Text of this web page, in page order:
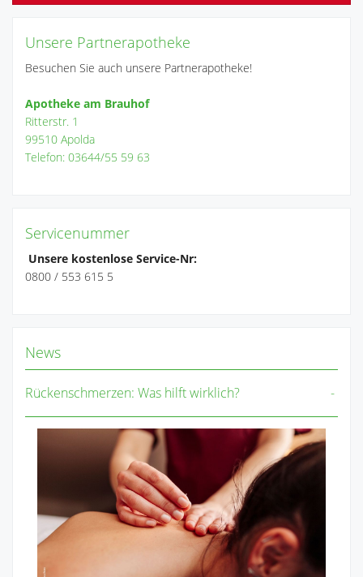
Unsere Partnerapotheke
Besuchen Sie auch unsere Partnerapotheke!
Apotheke am Brauhof
Ritterstr. 1
99510 Apolda
Telefon: 03644/55 59 63
Servicenummer
Unsere kostenlose Service-Nr:
0800 / 553 615 5
News
Rückenschmerzen: Was hilft wirklich?